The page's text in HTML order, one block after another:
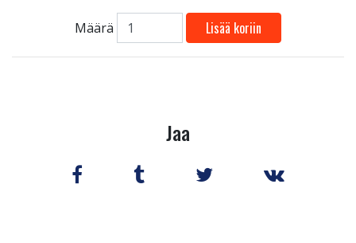
Määrä Lisää koriin
Jaa